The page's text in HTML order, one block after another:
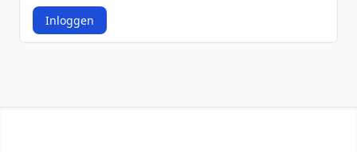
Inloggen